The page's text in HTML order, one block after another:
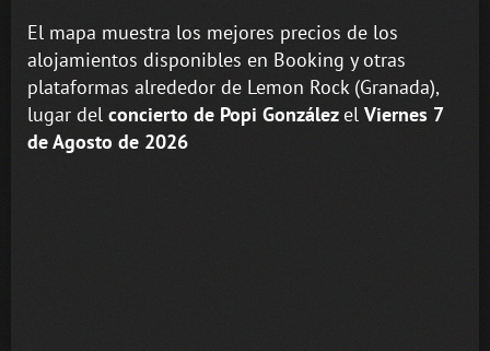
El mapa muestra los mejores precios de los
alojamientos disponibles en Booking y otras
plataformas alrededor de Lemon Rock (Granada),
lugar del concierto de Popi Gonzálezel Viernes 7
de Agosto de 2026